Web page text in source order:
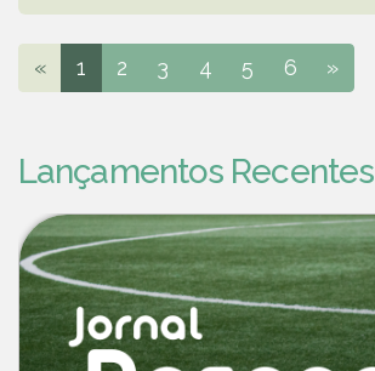
« 1 2 3 4 5 6 »
Lançamentos Recentes